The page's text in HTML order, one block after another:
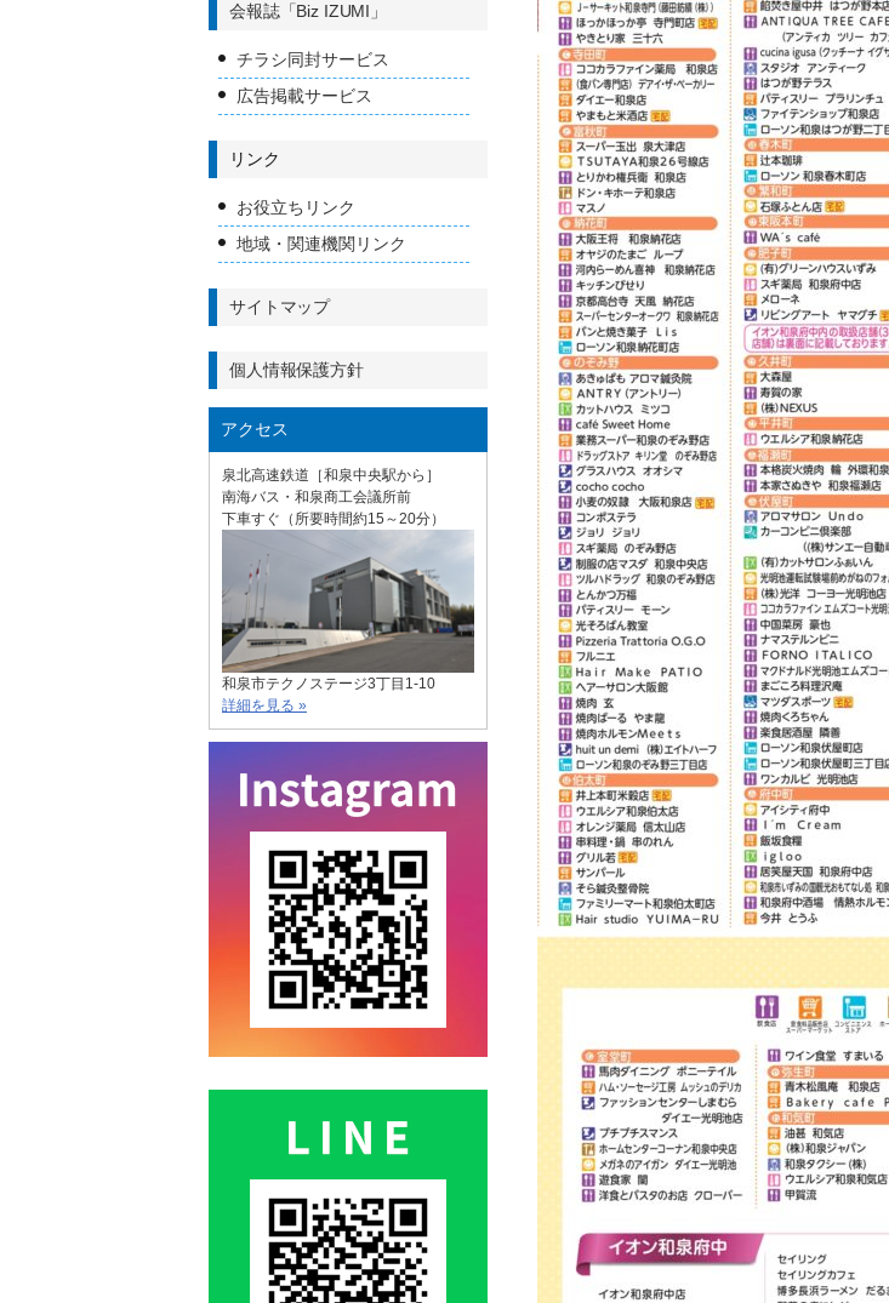
会報誌「Biz IZUMI」
チラシ同封サービス
広告掲載サービス
リンク
お役立ちリンク
地域・関連機関リンク
サイトマップ
個人情報保護方針
アクセス
泉北高速鉄道［和泉中央駅から］
南海バス・和泉商工会議所前
下車すぐ（所要時間約15～20分）
和泉市テクノステージ3丁目1-10
詳細を見る »